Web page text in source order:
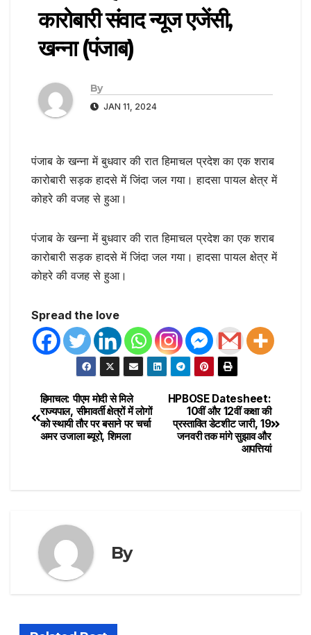
कारोबारी संवाद न्यूज एजेंसी,
खन्ना (पंजाब)
By
JAN 11, 2024
पंजाब के खन्ना में बुधवार की रात हिमाचल प्रदेश का एक शराब
कारोबारी सड़क हादसे में जिंदा जल गया। हादसा पायल क्षेत्र में
कोहरे की वजह से हुआ।
​पंजाब के खन्ना में बुधवार की रात हिमाचल प्रदेश का एक शराब
कारोबारी सड़क हादसे में जिंदा जल गया। हादसा पायल क्षेत्र में
कोहरे की वजह से हुआ।
Spread the love
HPBOSE Datesheet:
10वीं और 12वीं कक्षा की
प्रस्तावित डेटशीट जारी, 19
जनवरी तक मांगे सुझाव और
आपत्तियां
हिमाचल: पीएम मोदी से मिले
राज्यपाल, सीमावर्ती क्षेत्रों में लोगों
को स्थायी तौर पर बसाने पर चर्चा
अमर उजाला ब्यूरो, शिमला
By